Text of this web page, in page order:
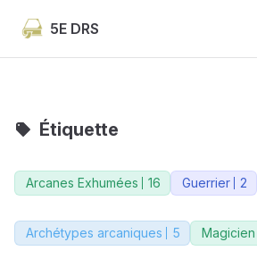
Skip to content
5E DRS
Étiquette
Arcanes Exhumées 16 Guerrier 2
Archétypes arcaniques 5 Magicien